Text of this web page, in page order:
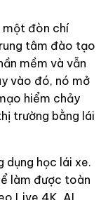
một đòn chí
tâm đào tạo
mềm và vẫn
vào đó, nó mở
hiểm chảy
trường bằng lái
dụng học lái xe.
làm được toàn